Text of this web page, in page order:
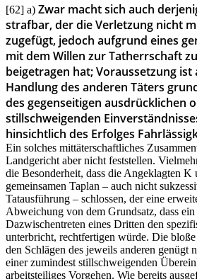
[62] a) Zwar macht sich auch
strafbar, der die Verletzung nicht
zugefügt, jedoch aufgrund eines
mit dem Willen zur Tatherrschaft
beigetragen hat; Voraussetzung ist
Handlung des anderen Täters
des gegenseitigen ausdrücklichen
stillschweigenden
hinsichtlich des Erfolges
Ein solches mittäterschaftliches
Landgericht aber nicht feststellen.
die Besonderheit, dass die Angeklagten K
gemeinsamen Taplan – auch nicht
Tatausführung – schlossen, der eine
Abweichung von dem Grundsatz, dass
Dazwischentreten eines Dritten den
unterbricht, rechtfertigen würde. Die
den Schlägen des jeweils anderen genügt
einer zumindest stillschweigenden
arbeitsteiliges Vorgehen. Wie bereits